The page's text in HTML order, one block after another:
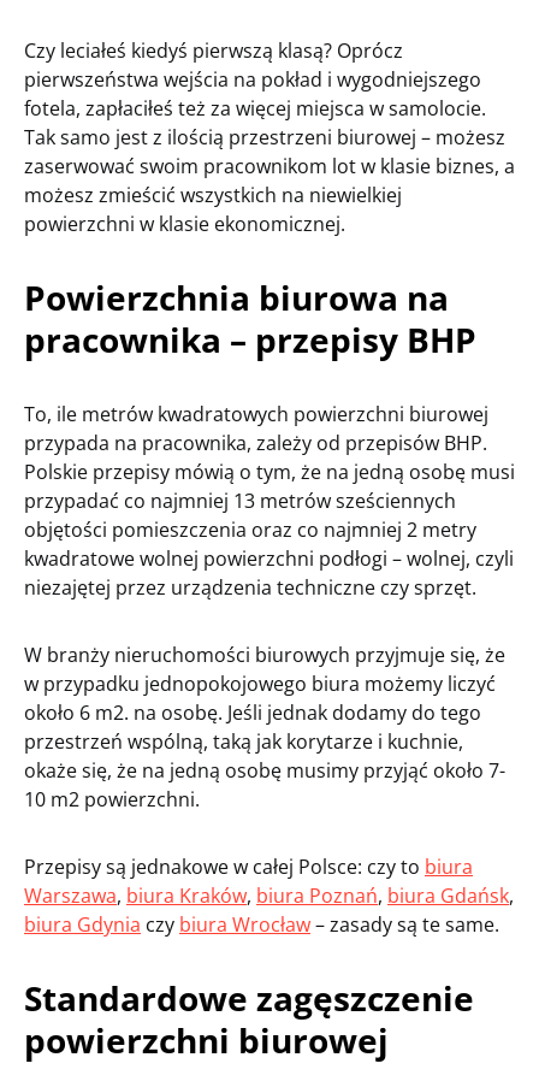
Czy leciałeś kiedyś pierwszą klasą? Oprócz
pierwszeństwa wejścia na pokład i wygodniejszego
fotela, zapłaciłeś też za więcej miejsca w samolocie.
Tak samo jest z ilością przestrzeni biurowej – możesz
zaserwować swoim pracownikom lot w klasie biznes, a
możesz zmieścić wszystkich na niewielkiej
powierzchni w klasie ekonomicznej.
Powierzchnia biurowa na
pracownika – przepisy BHP
To, ile metrów kwadratowych powierzchni biurowej
przypada na pracownika, zależy od przepisów BHP.
Polskie przepisy mówią o tym, że na jedną osobę musi
przypadać co najmniej 13 metrów sześciennych
objętości pomieszczenia oraz co najmniej 2 metry
kwadratowe wolnej powierzchni podłogi – wolnej, czyli
niezajętej przez urządzenia techniczne czy sprzęt.
W branży nieruchomości biurowych przyjmuje się, że
w przypadku jednopokojowego biura możemy liczyć
około 6 m2. na osobę. Jeśli jednak dodamy do tego
przestrzeń wspólną, taką jak korytarze i kuchnie,
okaże się, że na jedną osobę musimy przyjąć około 7-
10 m2 powierzchni.
Przepisy są jednakowe w całej Polsce: czy to biura
Warszawa, biura Kraków, biura Poznań, biura Gdańsk,
biura Gdynia czy biura Wrocław– zasady są te same.
Standardowe zagęszczenie
powierzchni biurowej